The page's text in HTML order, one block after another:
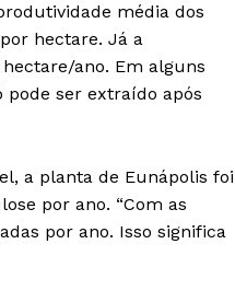
média dos
hectare. Já a
ano. Em alguns
pode ser extraído após
a planta de Eunápolis foi
por ano. “Com as
por ano. Isso significa